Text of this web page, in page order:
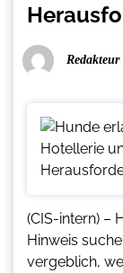
Redakteur
(CIS-intern) –
Hinweis
vergeblich,